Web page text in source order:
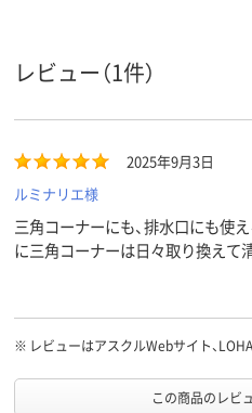
レビュー（1件）
2025年9月3日
ルミナリエ様
三角コーナーにも、排水口にも使
に三角コーナーは日々取り換えて
※ レビューはアスクルWebサイト、
この商品のレビ